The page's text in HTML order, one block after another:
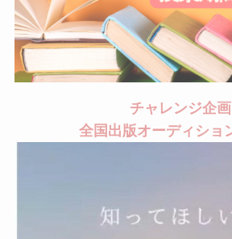
チャレンジ企画
全国出版オーディショ